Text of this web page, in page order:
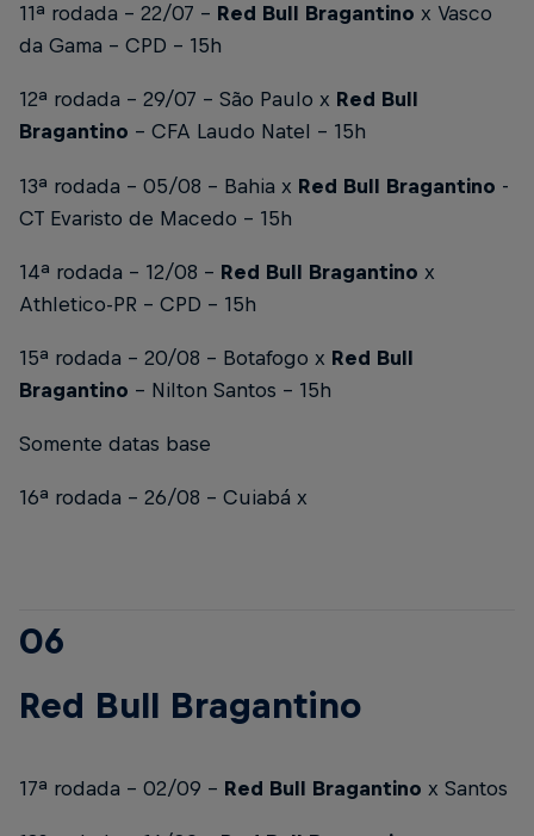
11ª rodada - 22/07 - Red Bull Bragantino x Vasco
da Gama - CPD - 15h
12ª rodada - 29/07 - São Paulo x Red Bull
Bragantino - CFA Laudo Natel - 15h
13ª rodada - 05/08 - Bahia x Red Bull Bragantino -
CT Evaristo de Macedo - 15h
14ª rodada - 12/08 - Red Bull Bragantino x
Athletico-PR - CPD - 15h
15ª rodada - 20/08 - Botafogo x Red Bull
Bragantino - Nilton Santos - 15h
Somente datas base
16ª rodada - 26/08 - Cuiabá x
06
Red Bull Bragantino
17ª rodada - 02/09 - Red Bull Bragantino x Santos